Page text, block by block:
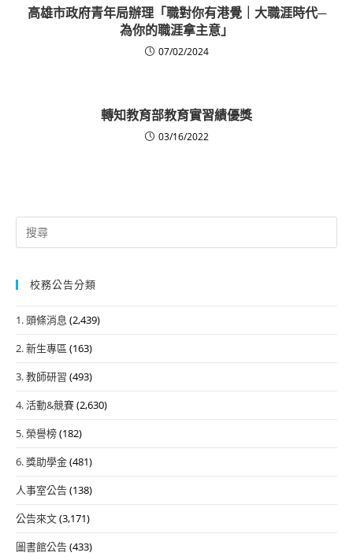
高雄市政府青年局辦理「職對你有港覺｜大職涯時代─
為你的職涯拿主意」
07/02/2024
轉知教育部教育實習績優獎
03/16/2022
Search
for:
校務公告分類
1. 頭條消息 (2,439)
2. 新生專區 (163)
3. 教師研習 (493)
4. 活動&競賽(2,630)
5. 榮譽榜(182)
6. 獎助學金(481)
人事室公告(138)
公告來文(3,171)
圖書館公告(433)